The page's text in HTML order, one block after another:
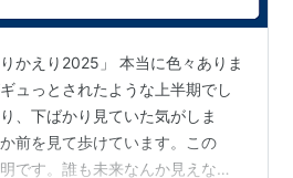
かえり2025」 本当に色々ありま
ュっとされたような上半期でし
、下ばかり見ていた気がしま
前を見て歩けています。この
です。誰も未来なんか見えない